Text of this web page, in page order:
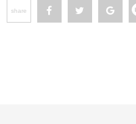
share